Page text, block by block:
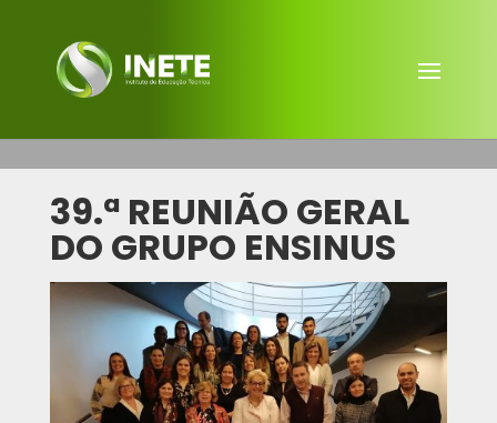
39.ª REUNIÃO GERAL
DO GRUPO ENSINUS